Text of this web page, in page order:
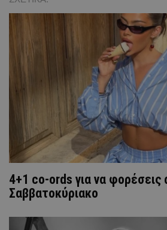
4+1 co-ords για να φορέσεις
Σαββατοκύριακο